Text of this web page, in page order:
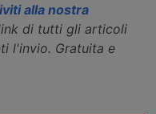
alla nostra
di tutti gli articoli
l'invio. Gratuita e